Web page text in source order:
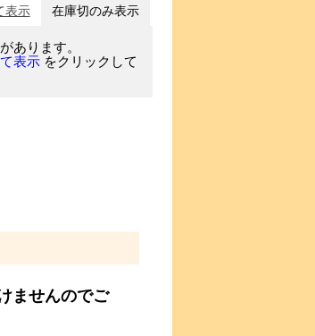
表示 在庫切のみ表示
あります。
表示 をクリックして
ませんのでご